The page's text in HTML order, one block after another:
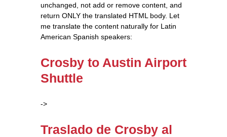
unchanged, not add or remove content, and
return ONLY the translated HTML body. Let
me translate the content naturally for Latin
American Spanish speakers:
Crosby to Austin Airport
Shuttle
->
Traslado de Crosby al